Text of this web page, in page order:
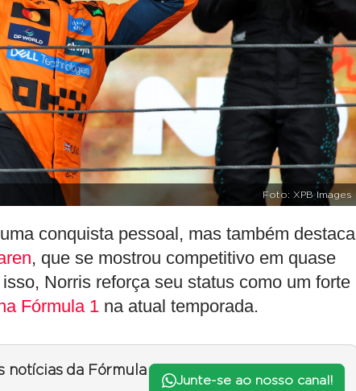
Foto: XPB Images
conquista pessoal, mas também destaca
, que se mostrou competitivo em quase
Norris reforça seu status como um forte
Fórmula 1 na atual temporada.
notícias da Fórmula
Junte-se ao nosso canal!